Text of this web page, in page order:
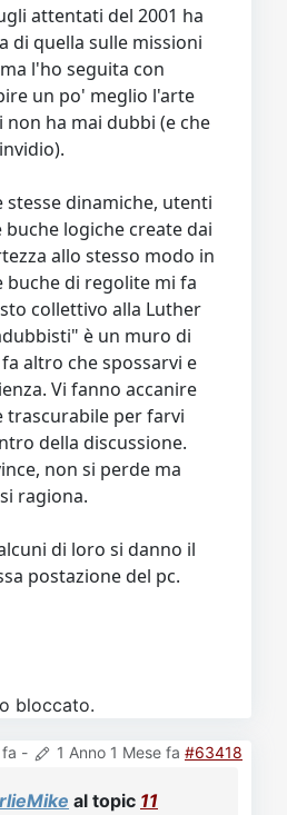
attentati del 2001 ha
di quella sulle missioni
l'ho seguita con
un po' meglio l'arte
ha mai dubbi (e che
stesse dinamiche, utenti
buche logiche create dai
allo stesso modo in
buche di regolite mi fa
collettivo alla Luther
è un muro di
altro che spossarvi e
Vi fanno accanire
trascurabile per farvi
della discussione.
non si perde ma
ragiona.
di loro si danno il
postazione del pc.
bloccato.
- 1 Anno 1 Mese fa #63418
al topic 11